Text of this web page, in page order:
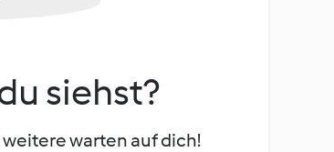
siehst?
weitere warten auf dich!